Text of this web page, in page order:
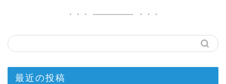
最近の投稿